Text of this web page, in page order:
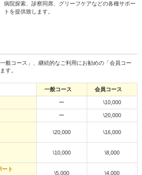
病院探索、診察同席、グリーフケアなどの各種サポー
トを提供致します。
般コース」、継続的なご利用にお勧めの「会員コー
す。
一般コース 会員コース
ー \10,000
ー \20,000
\20,000 \16,000
\10,000 \8,000
ート
\5,000 \4,000